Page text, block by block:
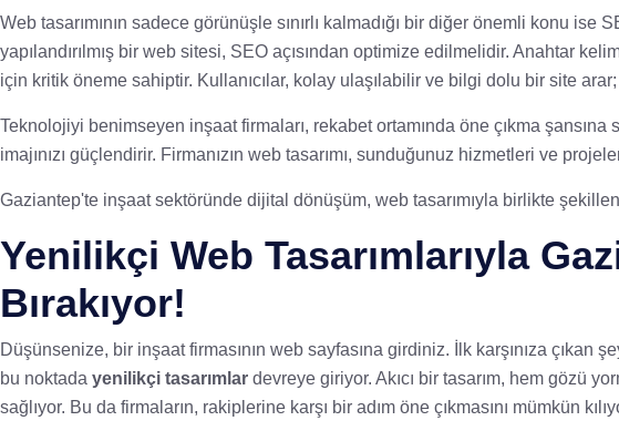
Web tasarımının sadece görünüşle sınırlı kalmadığı bir diğer önemli konu
yapılandırılmış bir web sitesi, SEO açısından optimize edilmelidir. Anahtar
için kritik öneme sahiptir. Kullanıcılar, kolay ulaşılabilir ve bilgi dolu bir site
Teknolojiyi benimseyen inşaat firmaları, rekabet ortamında öne çıkma
imajınızı güçlendirir. Firmanızın web tasarımı, sunduğunuz hizmetleri ve
Gaziantep'te inşaat sektöründe dijital dönüşüm, web tasarımıyla birlikte
Yenilikçi Web Tasarımlarıyla
Bırakıyor!
Düşünsenize, bir inşaat firmasının web sayfasına girdiniz. İlk karşınıza
bu noktada yenilikçi tasarımlar devreye giriyor. Akıcı bir tasarım, hem gözü
sağlıyor. Bu da firmaların, rakiplerine karşı bir adım öne çıkmasını mümkün